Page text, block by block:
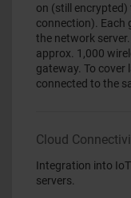
on (still
connection). Each
the network
approx. 1,000
gateway. To cover
connected to the
Cloud
Integration into
servers.